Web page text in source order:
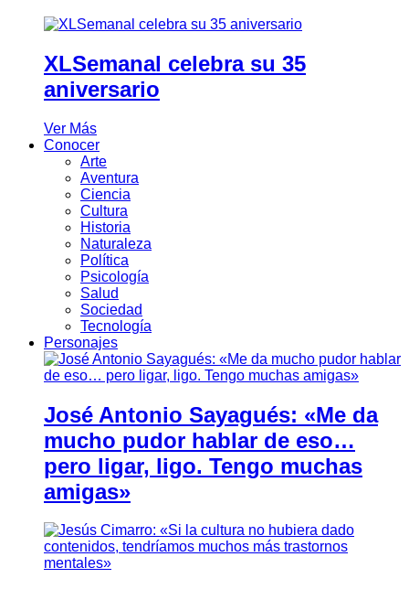
XLSemanal celebra su 35
aniversario
Ver Más
Conocer
Arte
Aventura
Ciencia
Cultura
Historia
Naturaleza
Política
Psicología
Salud
Sociedad
Tecnología
Personajes
José Antonio Sayagués: «Me da
mucho pudor hablar de eso…
pero ligar, ligo. Tengo muchas
amigas»